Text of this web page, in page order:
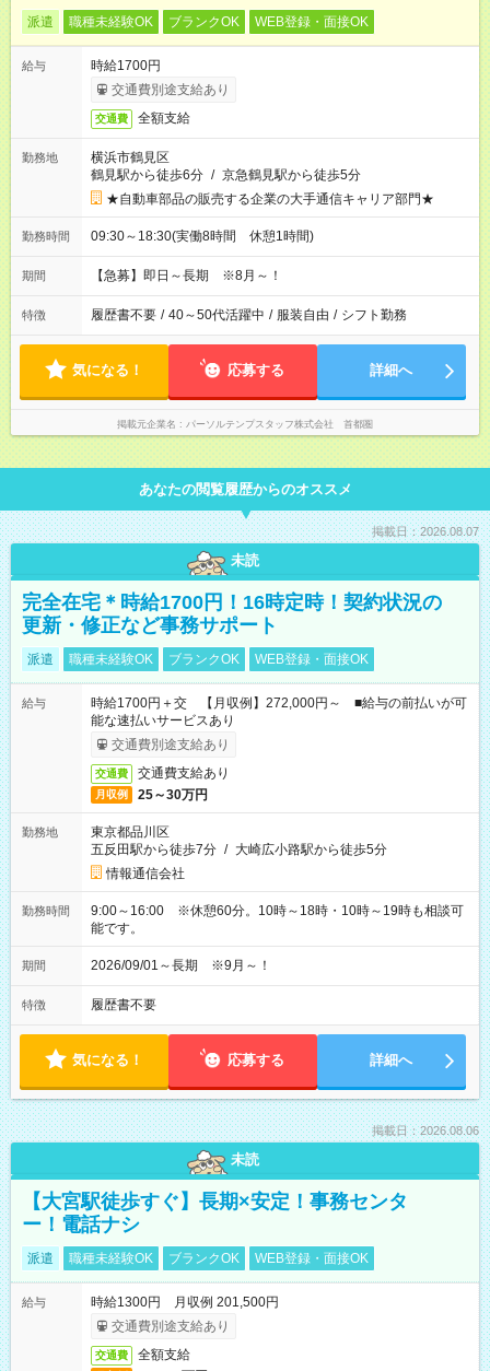
派遣 職種未経験OK ブランクOK WEB登録・面接OK
給与
時給1700円
交通費別途支給あり
交通費 全額支給
勤務地
横浜市鶴見区
鶴見駅から徒歩6分 / 京急鶴見駅から徒歩5分
★自動車部品の販売する企業の大手通信キャリア部門★
勤務時間 09:30～18:30(実働8時間 休憩1時間)
期間 【急募】即日～長期 ※8月～！
特徴 履歴書不要 / 40～50代活躍中 / 服装自由 / シフト勤務
気になる！ 応募する 詳細へ
掲載元企業名 パーソルテンプスタッフ株式会社 首都圏
あなたの閲覧履歴からのオススメ
掲載日：2026.08.07
未読
完全在宅＊時給1700円！16時定時！契約状況の
更新・修正など事務サポート
派遣 職種未経験OK ブランクOK WEB登録・面接OK
給与
時給1700円＋交 【月収例】272,000円～ ■給与の前払いが可
能な速払いサービスあり
交通費別途支給あり
交通費 交通費支給あり
月収例 25～30万円
勤務地
東京都品川区
五反田駅から徒歩7分 / 大崎広小路駅から徒歩5分
情報通信会社
勤務時間
9:00～16:00 ※休憩60分。10時～18時・10時～19時も相談可
能です。
期間 2026/09/01～長期 ※9月～！
特徴 履歴書不要
気になる！ 応募する 詳細へ
掲載日：2026.08.06
未読
【大宮駅徒歩すぐ】長期×安定！事務センタ
ー！電話ナシ
派遣 職種未経験OK ブランクOK WEB登録・面接OK
給与
時給1300円 月収例 201,500円
交通費別途支給あり
交通費 全額支給